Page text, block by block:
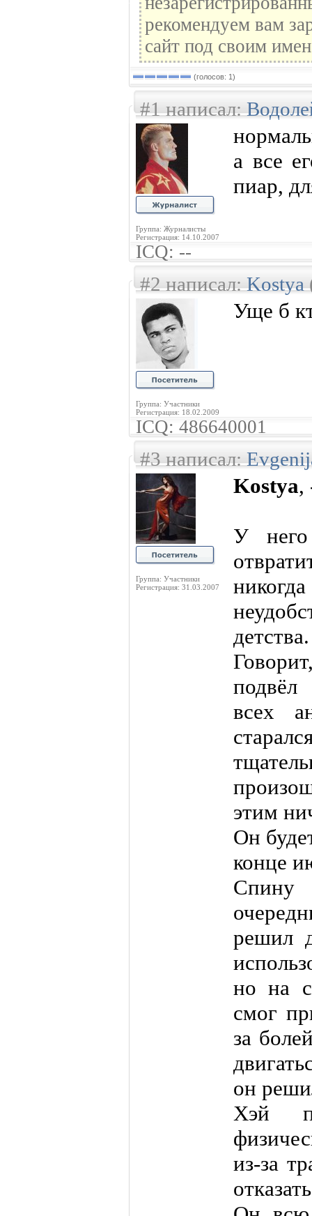
рекомендуем вам
сайт под своим
(голосов: 1)
#1 написал:
Группа: Журналисты
Регистрация: 14.10.2007
а все
пиар,
ICQ: --
#2 написал:Kostya
Группа: Участники
Регистрация: 18.02.2009
Уще б
ICQ: 486640001
#3 написал:
Группа: Участники
Регистрация: 31.03.2007
Kostya,
У
детства.
подвёл
всех
этим
Он
конце
решил
но на
смог
за
он
Хэй
из-за